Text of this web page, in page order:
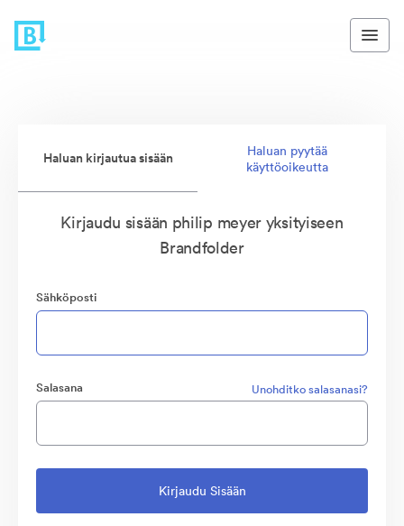
Haluan kirjautua sisään
Haluan pyytää
käyttöoikeutta
Kirjaudu sisään philip meyer yksityiseen
Brandfolder
Sähköposti
Salasana Unohditko salasanasi?